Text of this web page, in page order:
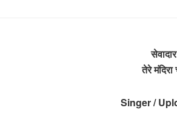
तेरे
Singer /